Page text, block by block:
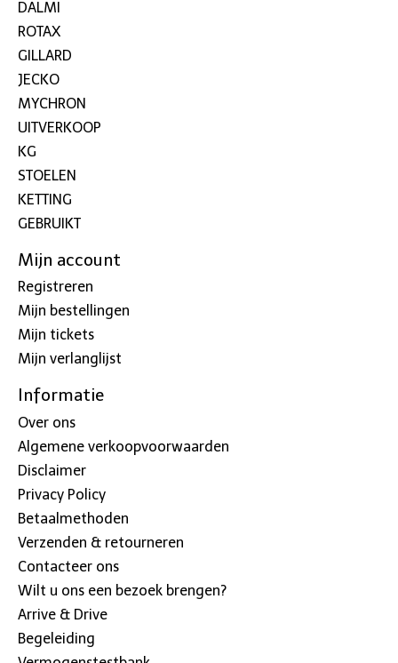
DALMI
ROTAX
GILLARD
JECKO
MYCHRON
UITVERKOOP
KG
STOELEN
KETTING
GEBRUIKT
Mijn account
Registreren
Mijn bestellingen
Mijn tickets
Mijn verlanglijst
Informatie
Over ons
Algemene verkoopvoorwaarden
Disclaimer
Privacy Policy
Betaalmethoden
Verzenden & retourneren
Contacteer ons
Wilt u ons een bezoek brengen?
Arrive & Drive
Begeleiding